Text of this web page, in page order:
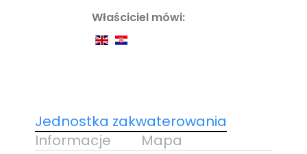
Właściciel mówi:
Jednostka zakwaterowania
Informacje
Mapa